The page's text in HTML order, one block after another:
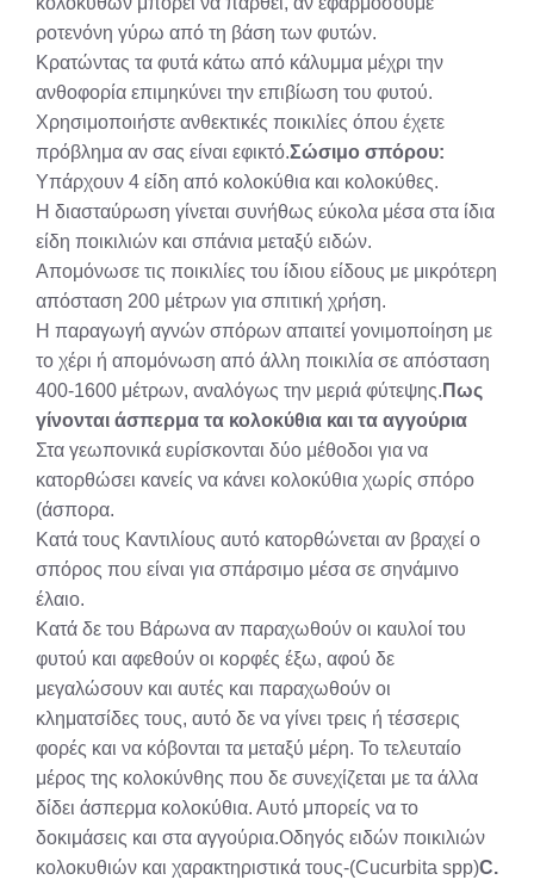
ροτενόνη γύρω από τη βάση των φυτών.
Κρατώντας τα φυτά κάτω από κάλυμμα μέχρι την
ανθοφορία επιμηκύνει την επιβίωση του φυτού.
Χρησιμοποιήστε ανθεκτικές ποικιλίες όπου έχετε
πρόβλημα αν σας είναι εφικτό.Σώσιμο σπόρου:
Υπάρχουν 4 είδη από κολοκύθια και κολοκύθες.
Η διασταύρωση γίνεται συνήθως εύκολα μέσα στα ίδια
είδη ποικιλιών και σπάνια μεταξύ ειδών.
Απομόνωσε τις ποικιλίες του ίδιου είδους με μικρότερη
απόσταση 200 μέτρων για σπιτική χρήση.
Η παραγωγή αγνών σπόρων απαιτεί γονιμοποίηση με
το χέρι ή απομόνωση από άλλη ποικιλία σε απόσταση
400-1600 μέτρων, αναλόγως την μεριά φύτεψης. Πως
γίνονται άσπερμα τα κολοκύθια και τα αγγούρια
Στα γεωπονικά ευρίσκονται δύο μέθοδοι για να
κατορθώσει κανείς να κάνει κολοκύθια χωρίς σπόρο
(άσπορα.
Κατά τους Καντιλίους αυτό κατορθώνεται αν βραχεί ο
σπόρος που είναι για σπάρσιμο μέσα σε σηνάμινο
έλαιο.
Κατά δε του Βάρωνα αν παραχωθούν οι καυλοί του
φυτού και αφεθούν οι κορφές έξω, αφού δε
μεγαλώσουν και αυτές και παραχωθούν οι
κληματσίδες τους, αυτό δε να γίνει τρεις ή τέσσερις
φορές και να κόβονται τα μεταξύ μέρη. Το τελευταίο
μέρος της κολοκύνθης που δε συνεχίζεται με τα άλλα
δίδει άσπερμα κολοκύθια. Αυτό μπορείς να το
δοκιμάσεις και στα αγγούρια.Οδηγός ειδών ποικιλιών
κολοκυθιών και χαρακτηριστικά τους-(Cucurbita spp)C.